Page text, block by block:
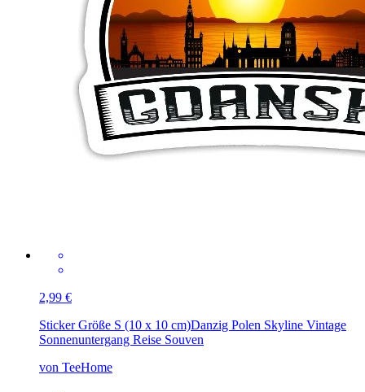
2,99 €
Sticker Größe S (10 x 10 cm)Danzig Polen Skyline Vintage
Sonnenuntergang Reise Souven
von TeeHome